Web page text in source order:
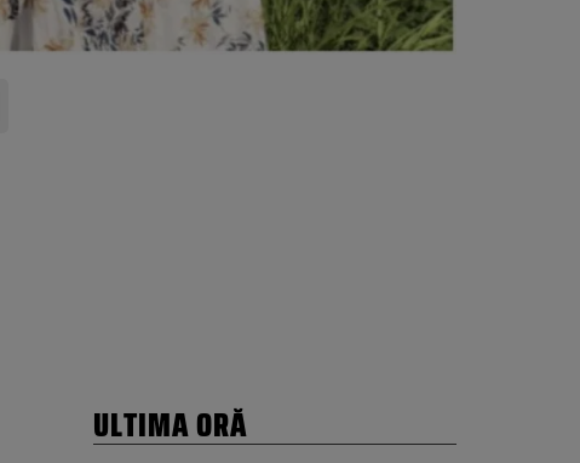
ULTIMA ORĂ